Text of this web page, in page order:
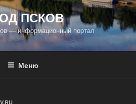
ПСКОВ
— информационный портал
Меню